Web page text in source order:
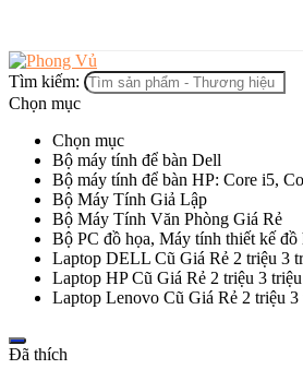
Tìm kiếm:
Chọn mục
Chọn mục
Bộ máy tính để bàn Dell
Bộ máy tính để bàn HP: Core i5,
Bộ Máy Tính Giả Lập
Bộ Máy Tính Văn Phòng Giá Rẻ
Bộ PC đồ họa, Máy tính thiết kế đồ
Laptop DELL Cũ Giá Rẻ 2 triệu 3
Laptop HP Cũ Giá Rẻ 2 triệu 3 triệu
Laptop Lenovo Cũ Giá Rẻ 2 triệu 3
Đã thích